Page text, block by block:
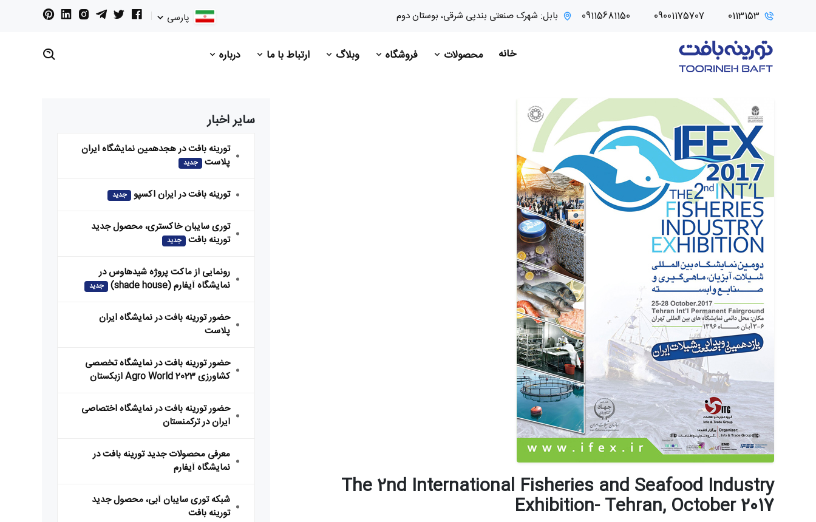
0113153
09001175707
09115681150 بابل: شهرک صنعتی بندپی شرقی، بوستان دوم پارسی
خانه محصولات فروشگاه وبلاگ ارتباط با ما درباره
The 2nd International Fisheries and Seafood Industry
Exhibition- Tehran, October 2017
سایر اخبار
تورینه بافت در هجدهمین نمایشگاه ایران
پلاست جدید
تورینه بافت در ایران اکسپو جدید
توری سایبان خاکستری، محصول جدید
تورینه بافت جدید
رونمایی از ماکت پروژه شیدهاوس در
نمایشگاه آیفارم (shade house)
جدید
حضور تورینه بافت در نمایشگاه ایران
پلاست
حضور تورینه بافت در نمایشگاه تخصصی
کشاورزی Agro World 2023 ازبکستان
حضور تورینه بافت در نمایشگاه اختصاصی
ایران در ترکمنستان
معرفی محصولات جدید تورینه بافت در
نمایشگاه آیفارم
شبکه توری سایبان آبی، محصول جدید
تورینه بافت